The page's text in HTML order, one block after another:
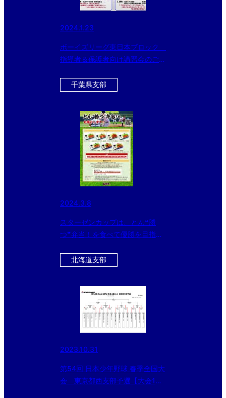
2024.1.23
ボーイズリーグ東日本ブロック
指導者＆保護者向け講習会のご案
千葉県支部
2024.3.8
スターゼンカップは、とん❝勝
つ❞弁当！を食べて優勝を目指そ
北海道支部
2023.10.31
第54回 日本少年野球 春季全国大
会 東京都西支部予選【大会1日